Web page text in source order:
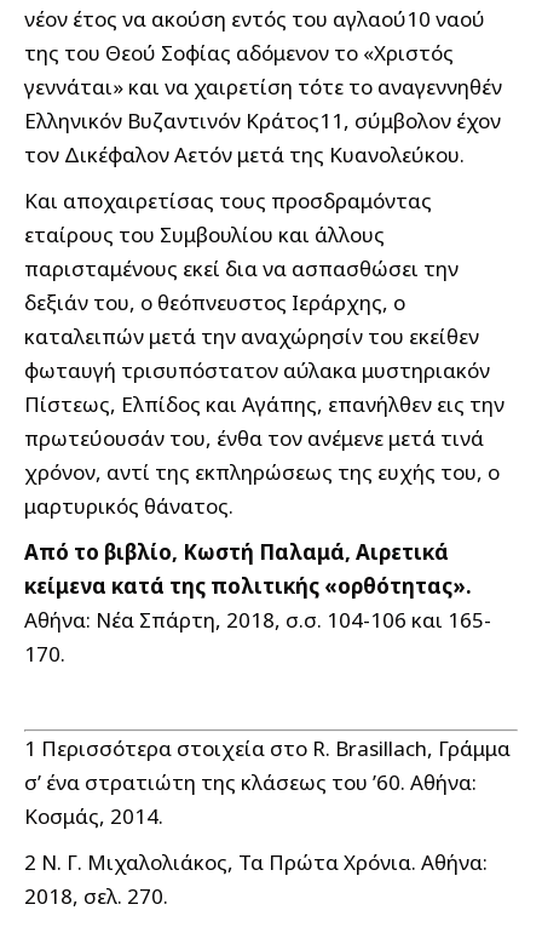
νέον έτος να ακούση εντός του αγλαού10 ναού
της του Θεού Σοφίας αδόμενον το «Χριστός
γεννάται» και να χαιρετίση τότε το αναγεννηθέν
Ελληνικόν Βυζαντινόν Κράτος11, σύμβολον έχον
τον Δικέφαλον Αετόν μετά της Κυανολεύκου.
Και αποχαιρετίσας τους προσδραμόντας
εταίρους του Συμβουλίου και άλλους
παρισταμένους εκεί δια να ασπασθώσει την
δεξιάν του, ο θεόπνευστος Ιεράρχης, ο
καταλειπών μετά την αναχώρησίν του εκείθεν
φωταυγή τρισυπόστατον αύλακα μυστηριακόν
Πίστεως, Ελπίδος και Αγάπης, επανήλθεν εις την
πρωτεύουσάν του, ένθα τον ανέμενε μετά τινά
χρόνον, αντί της εκπληρώσεως της ευχής του, ο
μαρτυρικός θάνατος.
Από το βιβλίο, Κωστή Παλαμά, Αιρετικά
κείμενα κατά της πολιτικής «ορθότητας».
Αθήνα: Νέα Σπάρτη, 2018, σ.σ. 104-106 και 165-
170.
1 Περισσότερα στοιχεία στο R. Brasillach, Γράμμα
σ’ ένα στρατιώτη της κλάσεως του ’60. Αθήνα:
Κοσμάς, 2014.
2 Ν. Γ. Μιχαλολιάκος, Τα Πρώτα Χρόνια. Αθήνα:
2018, σελ. 270.